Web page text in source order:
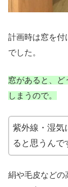
計画時は窓を付
でした。
窓があると、ど
しまうので。
紫外線・湿気
ると思うんで
絹や毛皮などの